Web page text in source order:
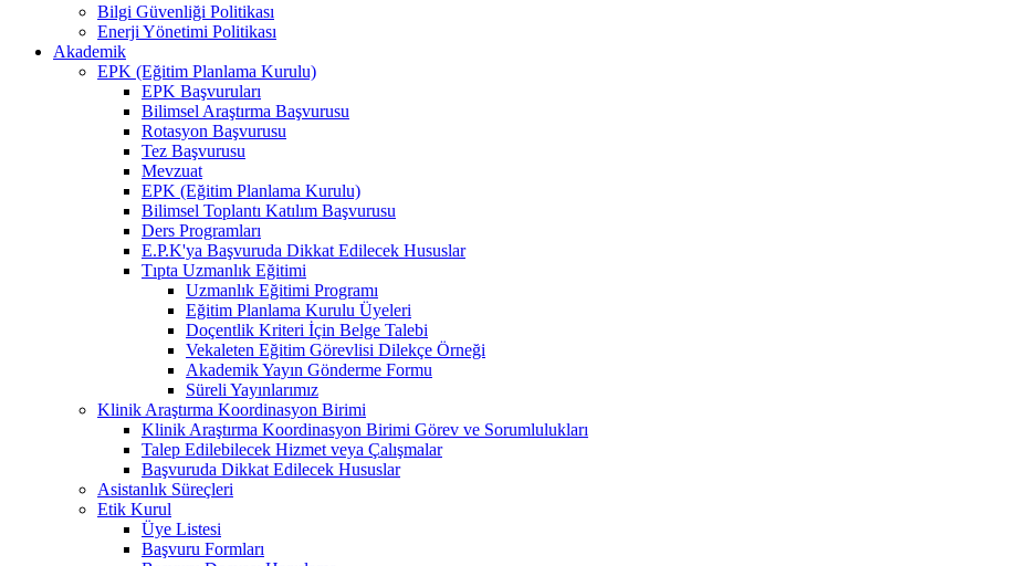
Bilgi Güvenliği Politikası
Enerji Yönetimi Politikası
Akademik
EPK (Eğitim Planlama Kurulu)
EPK Başvuruları
Bilimsel Araştırma Başvurusu
Rotasyon Başvurusu
Tez Başvurusu
Mevzuat
EPK (Eğitim Planlama Kurulu)
Bilimsel Toplantı Katılım Başvurusu
Ders Programları
E.P.K'ya Başvuruda Dikkat Edilecek Hususlar
Tıpta Uzmanlık Eğitimi
Uzmanlık Eğitimi Programı
Eğitim Planlama Kurulu Üyeleri
Doçentlik Kriteri İçin Belge Talebi
Vekaleten Eğitim Görevlisi Dilekçe Örneği
Akademik Yayın Gönderme Formu
Süreli Yayınlarımız
Klinik Araştırma Koordinasyon Birimi
Klinik Araştırma Koordinasyon Birimi Görev ve Sorumlulukları
Talep Edilebilecek Hizmet veya Çalışmalar
Başvuruda Dikkat Edilecek Hususlar
Asistanlık Süreçleri
Etik Kurul
Üye Listesi
Başvuru Formları